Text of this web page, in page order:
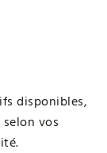
disponibles,
vos